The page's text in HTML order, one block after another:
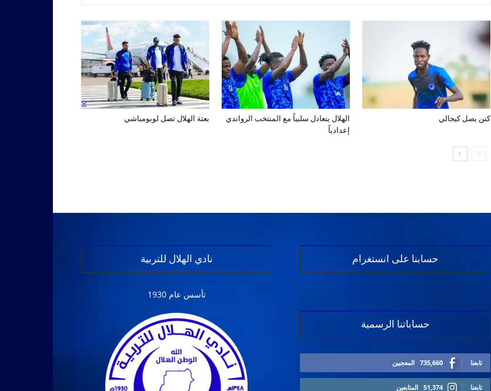
بعثة الهلال تصل لوبومباشي
الهلال يتعادل سلبياً مع المنتخب الرواندي
إعدادياً
كنن يصل كيجالي
نادي الهلال للتربية
تأسس عام 1930
حسابنا على انستغرام
حساباتنا الرسمية
735,660 المعجبين تابعنا
51,374 المتابعين تابعنا